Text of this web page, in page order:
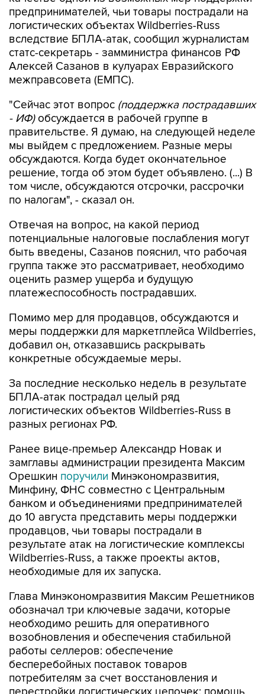
предпринимателей, чьи товары пострадали на
логистических объектах Wildberries-Russ
вследствие БПЛА-атак, сообщил журналистам
статс-секретарь - замминистра финансов РФ
Алексей Сазанов в кулуарах Евразийского
межправсовета (ЕМПС).
"Сейчас этот вопрос (поддержка пострадавших
- ИФ)обсуждается в рабочей группе в
правительстве. Я думаю, на следующей неделе
мы выйдем с предложением. Разные меры
обсуждаются. Когда будет окончательное
решение, тогда об этом будет объявлено. (...) В
том числе, обсуждаются отсрочки, рассрочки
по налогам", - сказал он.
Отвечая на вопрос, на какой период
потенциальные налоговые послабления могут
быть введены, Сазанов пояснил, что рабочая
группа также это рассматривает, необходимо
оценить размер ущерба и будущую
платежеспособность пострадавших.
Помимо мер для продавцов, обсуждаются и
меры поддержки для маркетплейса Wildberries,
добавил он, отказавшись раскрывать
конкретные обсуждаемые меры.
За последние несколько недель в результате
БПЛА-атак пострадал целый ряд
логистических объектов Wildberries-Russ в
разных регионах РФ.
Ранее вице-премьер Александр Новак и
замглавы администрации президента Максим
Орешкин поручили Минэкономразвития,
Минфину, ФНС совместно с Центральным
банком и объединениями предпринимателей
до 10 августа представить меры поддержки
продавцов, чьи товары пострадали в
результате атак на логистические комплексы
Wildberries-Russ, а также проекты актов,
необходимые для их запуска.
Глава Минэкономразвития Максим Решетников
обозначал три ключевые задачи, которые
необходимо решить для оперативного
возобновления и обеспечения стабильной
работы селлеров: обеспечение
бесперебойных поставок товаров
потребителям за счет восстановления и